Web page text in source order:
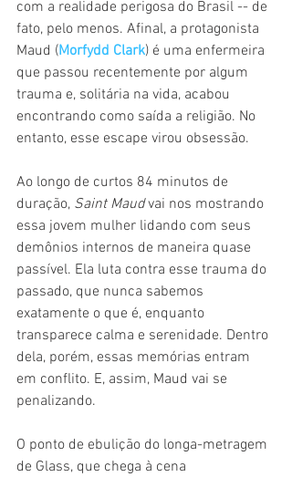
com a realidade perigosa do Brasil -- de
fato, pelo menos. Afinal, a protagonista
Maud (Morfydd Clark) é uma enfermeira
que passou recentemente por algum
trauma e, solitária na vida, acabou
encontrando como saída a religião. No
entanto, esse escape virou obsessão.
Ao longo de curtos 84 minutos de
duração, Saint Maud vai nos mostrando
essa jovem mulher lidando com seus
demônios internos de maneira quase
passível. Ela luta contra esse trauma do
passado, que nunca sabemos
exatamente o que é, enquanto
transparece calma e serenidade. Dentro
dela, porém, essas memórias entram
em conflito. E, assim, Maud vai se
penalizando.
O ponto de ebulição do longa-metragem
de Glass, que chega à cena